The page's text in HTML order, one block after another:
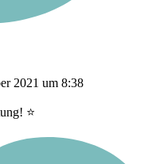
2021 um 8:38
⭐️